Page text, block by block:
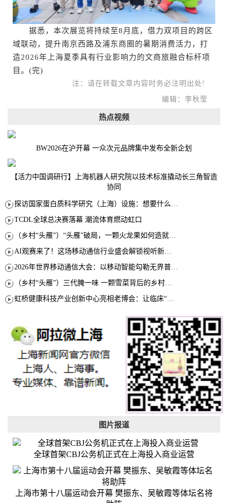
据悉，本次展览将持续至8月底，借力双项目的跨区
域联动，提升南京西路及浦东商圈的暑期消费活力，打
造2026年上海夏季具有行业影响力的文商旅融合标杆项
目。(完)
注：请在转载文章内容时务必注明出处!
编辑：李秋莹
热点视频
BW2026在沪开幕 一众次元品牌集中发布全新企划
【活力中国调研行】上海机器人研究院以技术标准撬动长三角智造
协同
TCDL全球总决赛落幕 潮流体育燃动虹口
图片报道
全球首架CBJ公务机正式在上海投入商业运营
上海市第十八届运动会开幕 樊振东、吴敏霞等体坛名将